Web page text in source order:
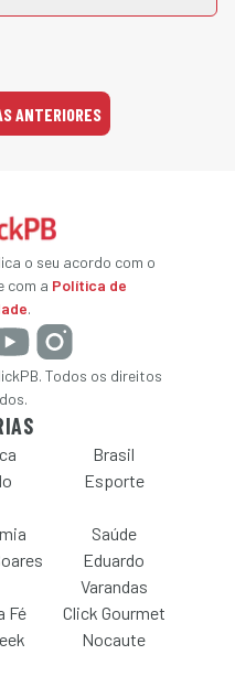
ANTERIORES
o seu acordo com o
com a Política de
.
Todos os direitos
Brasil
Esporte
Saúde
Eduardo
Varandas
Fé
Click Gourmet
Nocaute